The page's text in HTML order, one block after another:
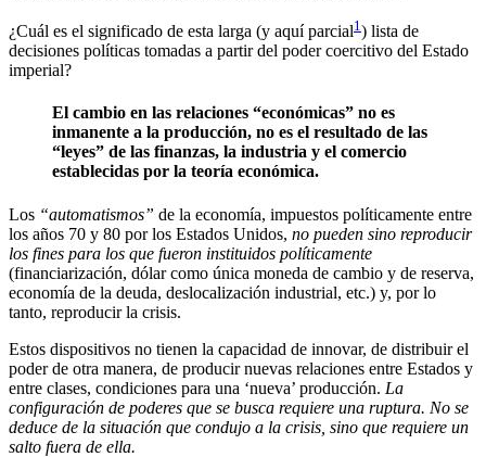
¿Cuál es el significado de esta larga (y aquí parcial1 ) lista de
decisiones políticas tomadas a partir del poder coercitivo del Estado
imperial?
El cambio en las relaciones “económicas” no es
inmanente a la producción, no es el resultado de las
“leyes” de las finanzas, la industria y el comercio
establecidas por la teoría económica.
Los “automatismos” de la economía, impuestos políticamente entre
los años 70 y 80 por los Estados Unidos, no pueden sino reproducir
los fines para los que fueron instituidos políticamente
(financiarización, dólar como única moneda de cambio y de reserva,
economía de la deuda, deslocalización industrial, etc.) y, por lo
tanto, reproducir la crisis.
Estos dispositivos no tienen la capacidad de innovar, de distribuir el
poder de otra manera, de producir nuevas relaciones entre Estados y
entre clases, condiciones para una ‘nueva’ producción. La
configuración de poderes que se busca requiere una ruptura. No se
deduce de la situación que condujo a la crisis, sino que requiere un
salto fuera de ella.